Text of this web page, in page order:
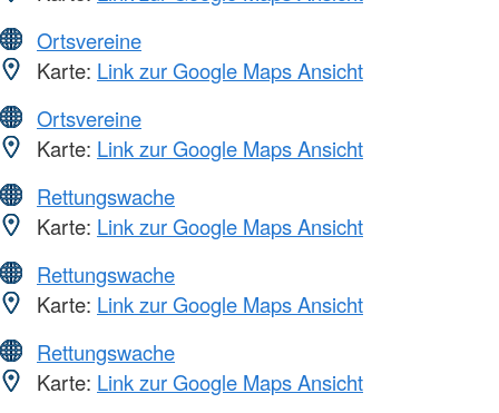
Ortsvereine
Karte: Link zur Google Maps Ansicht
Ortsvereine
Karte: Link zur Google Maps Ansicht
Rettungswache
Karte: Link zur Google Maps Ansicht
Rettungswache
Karte: Link zur Google Maps Ansicht
Rettungswache
Karte: Link zur Google Maps Ansicht